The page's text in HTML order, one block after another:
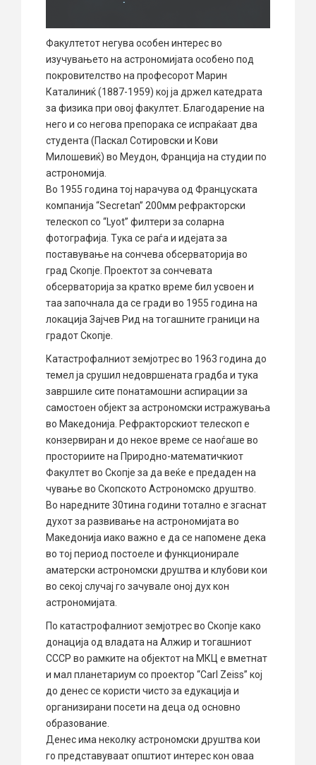
Факултетот негува особен интерес во
изучувањето на астрономијата особено под
покровителство на професорот Марин
Каталиниќ (1887-1959) кој ја држел катедрата
за физика при овој факултет. Благодарение на
него и со негова препорака се испраќаат два
студента (Паскал Сотировски и Кови
Милошевиќ) во Меудон, Франција на студии по
астрономија.
Во 1955 година тој нарачува од Француската
компанија “Secretan” 200мм рефракторски
телескоп со “Lyot” филтери за соларна
фотографија. Тука се раѓа и идејата за
поставување на сончева обсерваторија во
град Скопје. Проектот за сончевата
обсерваторија за кратко време бил усвоен и
таа започнала да се гради во 1955 година на
локација Зајчев Рид на тогашните граници на
градот Скопје.
Катастрофалниот земјотрес во 1963 година до
темел ја срушил недовршената градба и тука
завршиле сите понатамошни аспирации за
самостоен објект за астрономски истражувања
во Македонија. Рефракторскиот телескоп е
конзервиран и до некое време се наоѓаше во
просториите на Природно-математичкиот
Факултет во Скопје за да веќе е предаден на
чување во Скопското Астрономско друштво.
Во наредните 30тина години тотално е згаснат
духот за развивање на астрономијата во
Македонија иако важно е да се напомене дека
во тој период постоеле и функционирале
аматерски астрономски друштва и клубови кои
во секој случај го зачувале оној дух кон
астрономијата.
По катастрофалниот земјотрес во Скопје како
донација од владата на Алжир и тогашниот
СССР во рамките на објектот на МКЦ е вметнат
и мал планетариум со проектор “Carl Zeiss” кој
до денес се користи чисто за едукација и
организирани посети на деца од основно
образование.
Денес има неколку астрономски друштва кои
го представуваат општиот интерес кон оваа